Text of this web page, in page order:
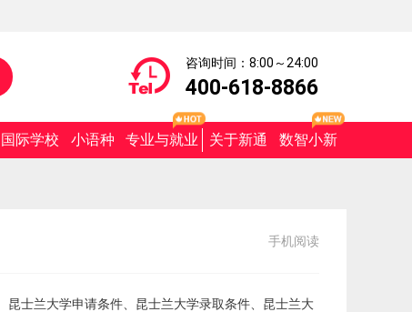
咨询时间：8:00～24:00
400-618-8866
国际学校 小语种 专业与就业 关于新通 数智小新
手机阅读
士兰大学申请条件、昆士兰大学录取条件、昆士兰大